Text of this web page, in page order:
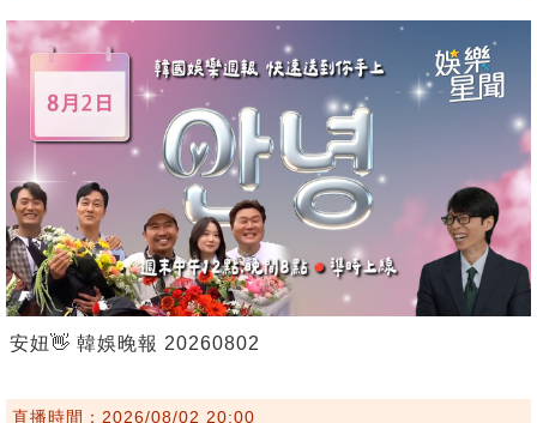
安妞👋 韓娛晚報 20260802
直播時間：2026/08/02 20:00